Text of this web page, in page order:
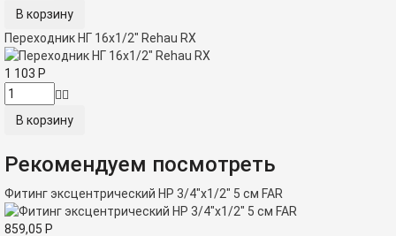
Переходник НГ 16x1/2" Rehau RX
1 103 Р
Рекомендуем посмотреть
Фитинг эксцентрический НР 3/4"х1/2" 5 см FAR
859,05 Р